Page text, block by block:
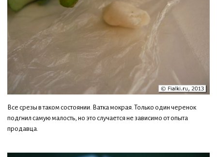
Все срезы в таком состоянии. Ватка мокрая. Только один черенок
подгнил самую малость, но это случается не зависимо от опыта
продавца.